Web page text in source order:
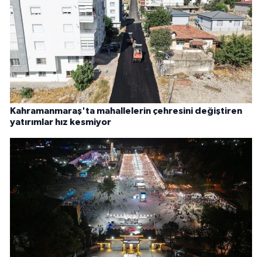
Kahramanmaraş'ta mahallelerin çehresini değiştiren
yatırımlar hız kesmiyor